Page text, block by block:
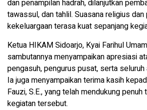
dan penampilan hadrah, dilanjutkan
tawassul, dan tahlil. Suasana religius dan
kekeluargaan terasa kuat sepanjang
Ketua HIKAM Sidoarjo, Kyai Farihul
sambutannya menyampaikan apresiasi
pengasuh, pengurus pusat, serta seluruh
Ia juga menyampaikan terima kasih
Fauzi, S.E., yang telah mendukung
kegiatan tersebut.